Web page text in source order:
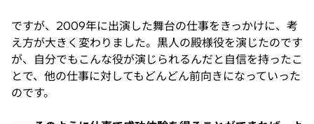
ですが、2009年に出演した舞台の仕事をきっかけに、考
え方が大きく変わりました。黒人の殿様役を演じたのです
が、自分でもこんな役が演じられるんだと自信を持ったこ
とで、他の仕事に対してもどんどん前向きになっていった
のです。